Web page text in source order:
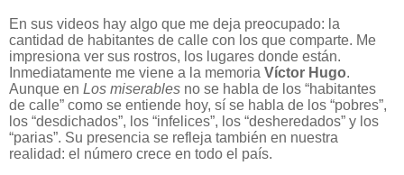
En sus videos hay algo que me deja preocupado: la
cantidad de habitantes de calle con los que comparte. Me
impresiona ver sus rostros, los lugares donde están.
Inmediatamente me viene a la memoria Víctor Hugo.
Aunque en Los miserables no se habla de los “habitantes
de calle” como se entiende hoy, sí se habla de los “pobres”,
los “desdichados”, los “infelices”, los “desheredados” y los
“parias”. Su presencia se refleja también en nuestra
realidad: el número crece en todo el país.